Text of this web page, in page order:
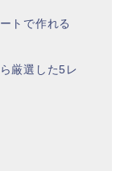
トで作れる
厳選した5レ